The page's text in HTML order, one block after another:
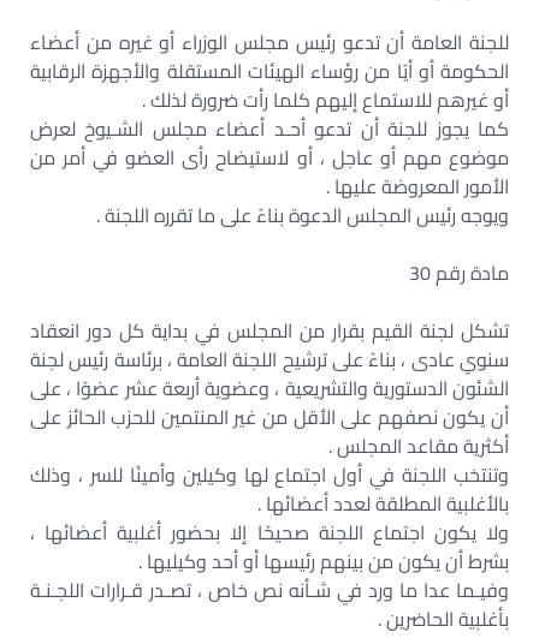
للجنة العامة أن تدعو رئيس مجلس الوزراء أو غيره من أعضاء
الحكومة أو أيًا من رؤساء الهيئات المستقلة والأجهزة الرقابية
أو غيرهم للاستماع إليهم كلما رأت ضرورة لذلك .
كما يجوز للجنة أن تدعو أحـد أعضاء مجلس الشـيوخ لعرض
موضوع مهم أو عاجل ، أو لاستيضاح رأى العضو في أمر من
الأمور المعروضة عليها .
ويوجه رئيس المجلس الدعوة بناءً على ما تقرره اللجنة .
مادة رقم 30
تشكل لجنة القيم بقرار من المجلس في بداية كل دور انعقاد
سنوي عادى ، بناءً على ترشيح اللجنة العامة ، برئاسة رئيس لجنة
الشئون الدستورية والتشريعية ، وعضوية أربعة عشر عضوًا ، على
أن يكون نصفهم على الأقل من غير المنتمين للحزب الحائز على
أكثرية مقاعد المجلس .
وتنتخب اللجنة في أول اجتماع لها وكيلين وأمينًا للسر ، وذلك
بالأغلبية المطلقة لعدد أعضائها .
ولا يكون اجتماع اللجنة صحيحًا إلا بحضور أغلبية أعضائها ،
بشرط أن يكون من بينهم رئيسها أو أحد وكيليها .
وفيـما عدا ما ورد في شـأنه نص خاص ، تصـدر قـرارات اللجـنـة
بأغلبية الحاضرين .